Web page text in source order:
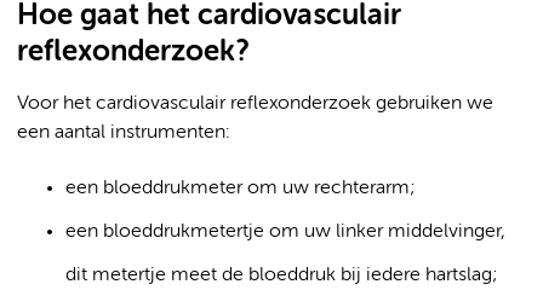
Hoe gaat het cardiovasculair
reflexonderzoek?
Voor het cardiovasculair reflexonderzoek gebruiken we
een aantal instrumenten:
een bloeddrukmeter om uw rechterarm;
een bloeddrukmetertje om uw linker middelvinger,
dit metertje meet de bloeddruk bij iedere hartslag;